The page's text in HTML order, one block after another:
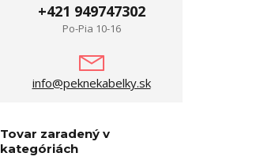
+421 949747302
Po-Pia 10-16
info@peknekabelky.sk
Tovar zaradený v
kategóriách